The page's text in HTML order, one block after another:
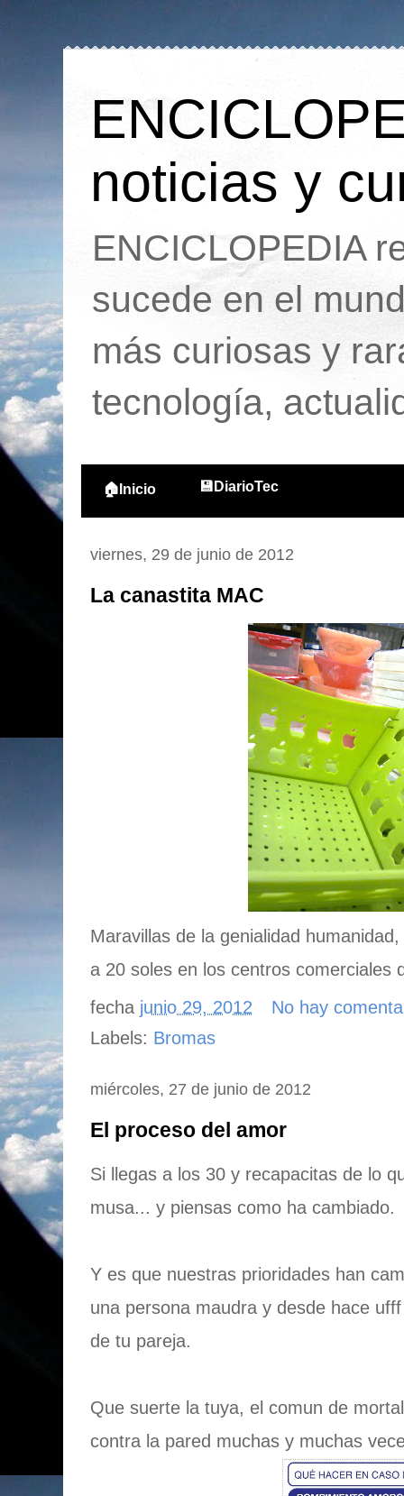
noticias y
ENCICLOPEDIA
sucede en el
más curiosas y
tecnología,
🏠Inicio 💾DiarioTec
viernes, 29 de junio de 2012
La canastita MAC
Maravillas de la genialidad
a 20 soles en los centros comerciales
fecha junio 29, 2012
No hay
Labels: Bromas
miércoles, 27 de junio de 2012
El proceso del amor
Si llegas a los 30 y recapacitas de lo
musa... y piensas como ha cambiado.
Y es que nuestras prioridades han
una persona maudra y desde hace
de tu pareja.
Que suerte la tuya, el comun de
contra la pared muchas y muchas